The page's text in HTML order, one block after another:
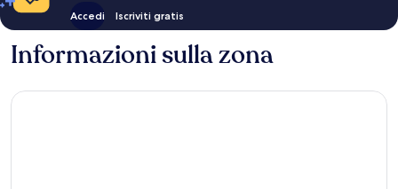
Accedi Iscriviti gratis
Informazioni sulla zona